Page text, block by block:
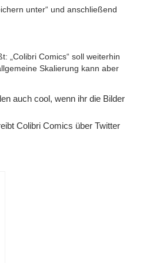
unter“ und anschließend
„Colibri Comics“ soll weiterhin
Skalierung kann aber
auch cool, wenn ihr die Bilder
Colibri Comics über Twitter